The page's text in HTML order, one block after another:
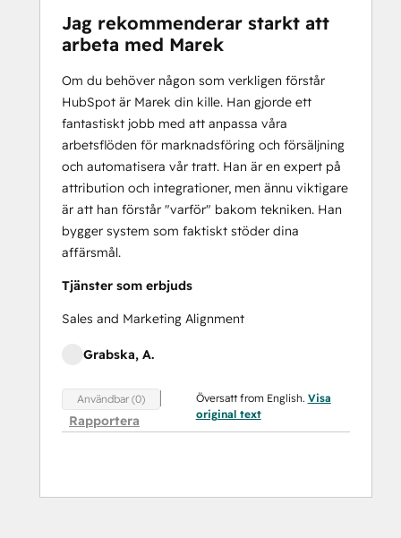
Jag rekommenderar starkt att
arbeta med Marek
Om du behöver någon som verkligen förstår
HubSpot är Marek din kille. Han gjorde ett
fantastiskt jobb med att anpassa våra
arbetsflöden för marknadsföring och försäljning
och automatisera vår tratt. Han är en expert på
attribution och integrationer, men ännu viktigare
är att han förstår "varför" bakom tekniken. Han
bygger system som faktiskt stöder dina
affärsmål.
Tjänster som erbjuds
Sales and Marketing Alignment
Grabska, A.
Användbar (0)
Rapportera
Översatt from English. Visa
original text